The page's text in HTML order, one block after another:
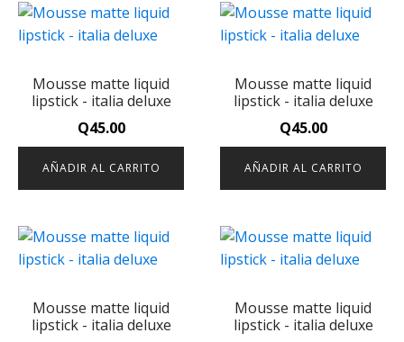
Mousse matte liquid
lipstick - italia deluxe
Q45.00
AÑADIR AL CARRITO
Mousse matte liquid
lipstick - italia deluxe
Q45.00
AÑADIR AL CARRITO
Mousse matte liquid
lipstick - italia deluxe
Mousse matte liquid
lipstick - italia deluxe